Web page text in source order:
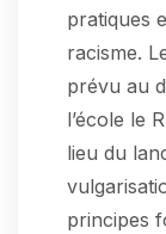
pratiques
racisme.
prévu au
l’école le
lieu du
principes